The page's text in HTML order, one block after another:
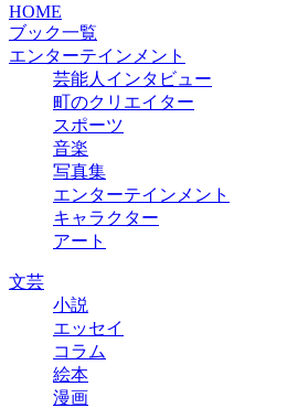
HOME
ブック一覧
エンターテインメント
芸能人インタビュー
町のクリエイター
スポーツ
音楽
写真集
エンターテインメント
キャラクター
アート
文芸
小説
エッセイ
コラム
絵本
漫画